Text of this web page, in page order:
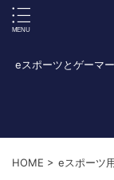
eスポーツとゲーマ
HOME > eスポーツ